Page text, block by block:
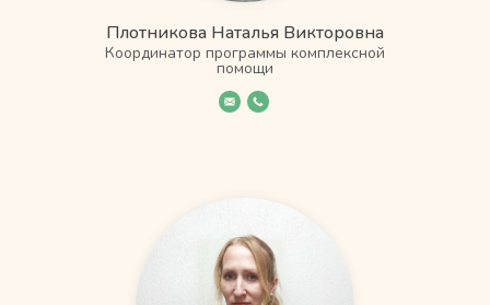
Плотникова Наталья Викторовна
Координатор программы комплексной
помощи